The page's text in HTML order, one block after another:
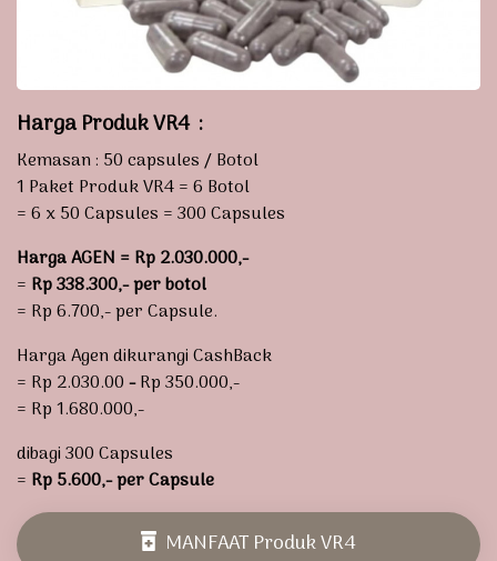
Harga Produk VR4 :
Kemasan : 50 capsules / Botol
1 Paket Produk VR4 = 6 Botol
= 6 x 50 Capsules = 300 Capsules
Harga AGEN = Rp 2.030.000,-
= Rp 338.300,- per botol
= Rp 6.700,- per Capsule.
Harga Agen dikurangi CashBack
= Rp 2.030.00-Rp 350.000,-
= Rp 1.680.000,-
dibagi 300 Capsules
= Rp 5.600,- per Capsule
MANFAAT Produk VR4